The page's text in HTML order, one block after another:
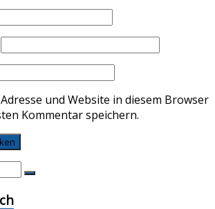
und Website in diesem Browser
Kommentar speichern.